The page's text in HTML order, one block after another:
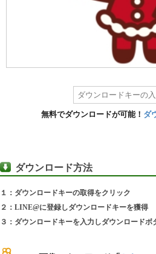
無料でダウンロードが可能！ ダ
ダウンロード方法
１：ダウンロードキーの取得をクリック
２：LINE@に登録しダウンロードキーを獲得
３：ダウンロードキーを入力しダウンロードボ